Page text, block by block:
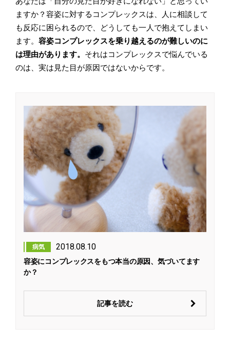
ますか？容姿に対するコンプレックスは、人に相談して
も反応に困られるので、どうしても一人で抱えてしまい
ます。 容姿コンプレックスを乗り越えるのが難しいのに
は理由があります。 それはコンプレックスで悩んでいる
のは、実は見た目が原因ではないからです。
病気 2018.08.10
容姿にコンプレックスをもつ本当の原因、気づいてます
か？
記事を読む